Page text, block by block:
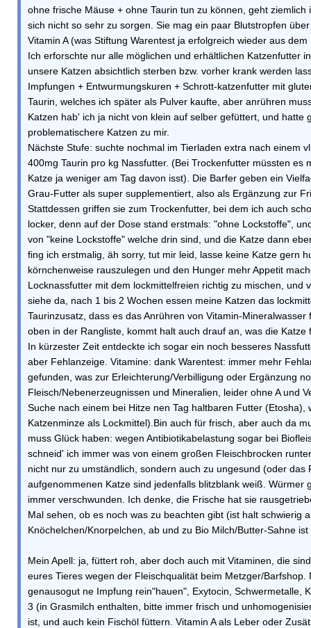
ohne frische Mäuse + ohne Taurin tun zu können, geht
sich nicht so sehr zu sorgen. Sie mag ein paar Blutstropfen
Vitamin A (was Stiftung Warentest ja erfolgreich wieder aus
Ich erforschte nur alle möglichen und erhältlichen Katzenfutter
unsere Katzen absichtlich sterben bzw. vorher krank werden
Impfungen + Entwurmungskuren + Schrott-katzenfutter mit
Taurin, welches ich später als Pulver kaufte, aber anrühren
Katzen hab' ich ja nicht von klein auf selber gefüttert, und
problematischere Katzen zu mir.
Nächste Stufe: suchte nochmal im Tierladen extra nach einem
400mg Taurin pro kg Nassfutter. (Bei Trockenfutter müssten
Katze ja weniger am Tag davon isst). Die Barfer geben ein
Grau-Futter als super supplementiert, also als Ergänzung zur
Stattdessen griffen sie zum Trockenfutter, bei dem ich auch
locker, denn auf der Dose stand erstmals: "ohne Lockstoffe",
von "keine Lockstoffe" welche drin sind, und die Katze dann
fing ich erstmalig, äh sorry, tut mir leid, lasse keine Katze gern
körnchenweise rauszulegen und den Hunger mehr Appetit
Locknassfutter mit dem lockmittelfreien richtig zu mischen,
siehe da, nach 1 bis 2 Wochen essen meine Katzen das
Taurinzusatz, dass es das Anrühren von Vitamin-
oben in der Rangliste, kommt halt auch drauf an, was die
In kürzester Zeit entdeckte ich sogar ein noch besseres
aber Fehlanzeige. Vitamine: dank Warentest: immer mehr
gefunden, was zur Erleichterung/Verbilligung oder Ergänzung
Fleisch/Nebenerzeugnissen und Mineralien, leider ohne A und
Suche nach einem bei Hitze nen Tag haltbaren Futter
Katzenminze als Lockmittel).Bin auch für frisch, aber auch da
muss Glück haben: wegen Antibiotikabelastung sogar bei
schneid' ich immer was von einem großen Fleischbrocken
nicht nur zu umständlich, sondern auch zu ungesund (oder
aufgenommenen Katze sind jedenfalls blitzblank weiß.
immer verschwunden. Ich denke, die Frische hat sie
Mal sehen, ob es noch was zu beachten gibt (ist halt schwierig
Knöchelchen/Knorpelchen, ab und zu Bio Milch/Butter-Sahne
Mein Apell: ja, füttert roh, aber doch auch mit Vitaminen, die
eures Tieres wegen der Fleischqualität beim Metzger/
genausogut ne Impfung rein"hauen", Exytocin, Schwermetalle,
3 (in Grasmilch enthalten, bitte immer frisch und
ist, und auch kein Fischöl füttern. Vitamin A als Leber oder